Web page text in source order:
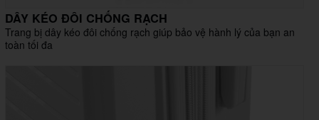
DÂY KÉO ĐÔI CHỐNG RẠCH
Trang bị dây kéo đôi chống rạch giúp bảo vệ hành lý của bạn an
toàn tối đa